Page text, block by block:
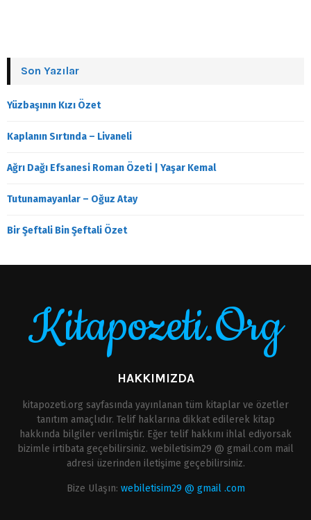
Son Yazılar
Yüzbaşının Kızı Özet
Kaplanın Sırtında – Livaneli
Ağrı Dağı Efsanesi Roman Özeti | Yaşar Kemal
Tutunamayanlar – Oğuz Atay
Bir Şeftali Bin Şeftali Özet
Kitapozeti.Org
HAKKIMIZDA
kitapozeti.org sayfasında yayınlanan tüm kitaplar ve özetler
tanıtım amaçlıdır. Telif haklarına dikkat edilerek kitap
hakkında bilgiler verilmiştir. Eğer telif hakkını ihlal ediyorsak
bizimle irtibata geçebilirsiniz. webiletisim29 @ gmail.com mail
adresi üzerinden iletişime geçebilirsiniz.
Bize Ulaşın: webiletisim29 @ gmail .com